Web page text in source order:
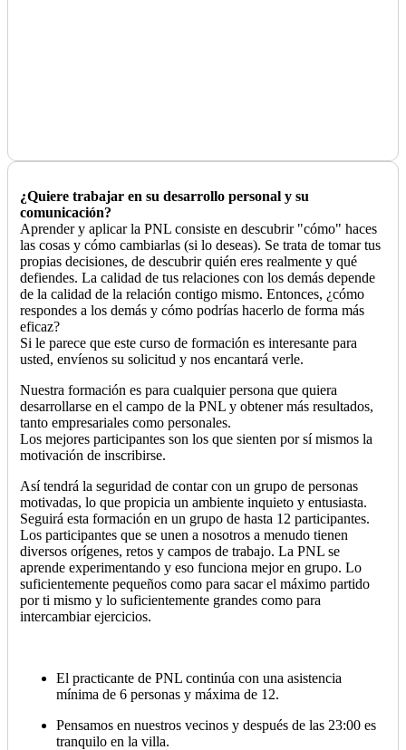
¿Quiere trabajar en su desarrollo personal y su
comunicación?
Aprender y aplicar la PNL consiste en descubrir "cómo" haces
las cosas y cómo cambiarlas (si lo deseas). Se trata de tomar tus
propias decisiones, de descubrir quién eres realmente y qué
defiendes. La calidad de tus relaciones con los demás depende
de la calidad de la relación contigo mismo. Entonces, ¿cómo
respondes a los demás y cómo podrías hacerlo de forma más
eficaz?
Si le parece que este curso de formación es interesante para
usted, envíenos su solicitud y nos encantará verle.
Nuestra formación es para cualquier persona que quiera
desarrollarse en el campo de la PNL y obtener más resultados,
tanto empresariales como personales.
Los mejores participantes son los que sienten por sí mismos la
motivación de inscribirse.
Así tendrá la seguridad de contar con un grupo de personas
motivadas, lo que propicia un ambiente inquieto y entusiasta.
Seguirá esta formación en un grupo de hasta 12 participantes.
Los participantes que se unen a nosotros a menudo tienen
diversos orígenes, retos y campos de trabajo. La PNL se
aprende experimentando y eso funciona mejor en grupo. Lo
suficientemente pequeños como para sacar el máximo partido
por ti mismo y lo suficientemente grandes como para
intercambiar ejercicios.
El practicante de PNL continúa con una asistencia
mínima de 6 personas y máxima de 12.
Pensamos en nuestros vecinos y después de las 23:00 es
tranquilo en la villa.